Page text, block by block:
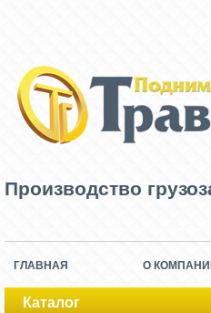
Производство
ГЛАВНАЯ О
Каталог